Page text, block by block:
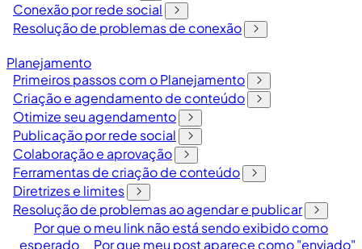
Conexão por rede social
Resolução de problemas de conexão
Planejamento
Primeiros passos com o Planejamento
Criação e agendamento de conteúdo
Otimize seu agendamento
Publicação por rede social
Colaboração e aprovação
Ferramentas de criação de conteúdo
Diretrizes e limites
Resolução de problemas ao agendar e publicar
Por que o meu link não está sendo exibido como
esperado
Por que meu post aparece como "enviado"